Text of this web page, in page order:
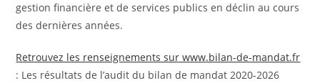
gestion financière et de services publics en déclin au cours
des dernières années.
Retrouvez les renseignements sur www.bilan-de-mandat.fr
: Les résultats de l’audit du bilan de mandat 2020-2026